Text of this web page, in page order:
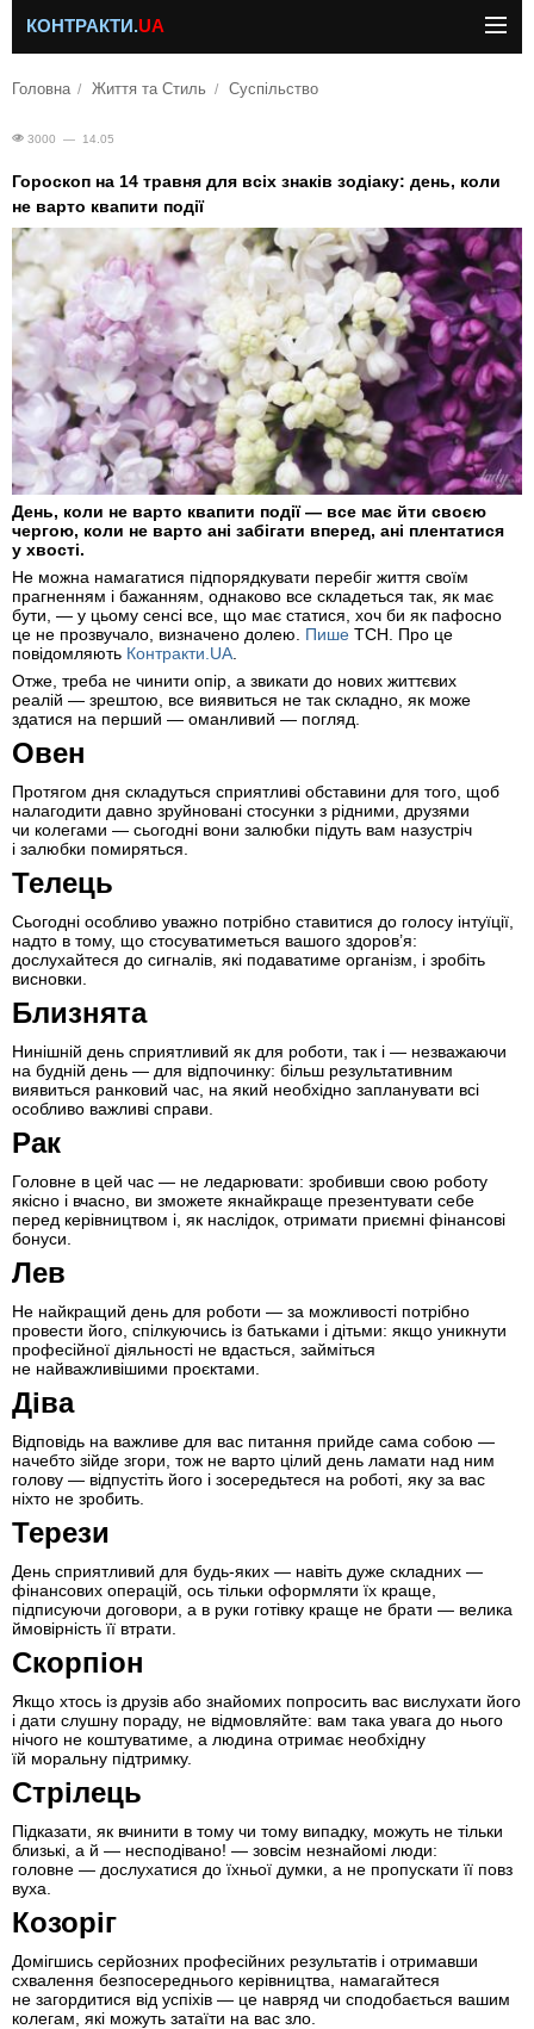
КОНТРАКТИ.UA
Головна Життя та Стиль Суспільство
3000 — 14.05
Гороскоп на 14 травня для всіх знаків зодіаку: день, коли
не варто квапити події
День, коли не варто квапити події — все має йти своєю
чергою, коли не варто ані забігати вперед, ані плентатися
у хвості.
Не можна намагатися підпорядкувати перебіг життя своїм
прагненням і бажанням, однаково все складеться так, як має
бути, — у цьому сенсі все, що має статися, хоч би як пафосно
це не прозвучало, визначено долею. Пише ТСН. Про це
повідомляють Контракти.UA.
Отже, треба не чинити опір, а звикати до нових життєвих
реалій — зрештою, все виявиться не так складно, як може
здатися на перший — оманливий — погляд.
Овен
Протягом дня складуться сприятливі обставини для того, щоб
налагодити давно зруйновані стосунки з рідними, друзями
чи колегами — сьогодні вони залюбки підуть вам назустріч
і залюбки помиряться.
Телець
Сьогодні особливо уважно потрібно ставитися до голосу інтуїції,
надто в тому, що стосуватиметься вашого здоров’я:
дослухайтеся до сигналів, які подаватиме організм, і зробіть
висновки.
Близнята
Нинішній день сприятливий як для роботи, так і — незважаючи
на будній день — для відпочинку: більш результативним
виявиться ранковий час, на який необхідно запланувати всі
особливо важливі справи.
Рак
Головне в цей час — не ледарювати: зробивши свою роботу
якісно і вчасно, ви зможете якнайкраще презентувати себе
перед керівництвом і, як наслідок, отримати приємні фінансові
бонуси.
Лев
Не найкращий день для роботи — за можливості потрібно
провести його, спілкуючись із батьками і дітьми: якщо уникнути
професійної діяльності не вдасться, займіться
не найважливішими проєктами.
Діва
Відповідь на важливе для вас питання прийде сама собою —
начебто зійде згори, тож не варто цілий день ламати над ним
голову — відпустіть його і зосередьтеся на роботі, яку за вас
ніхто не зробить.
Терези
День сприятливий для будь-яких — навіть дуже складних —
фінансових операцій, ось тільки оформляти їх краще,
підписуючи договори, а в руки готівку краще не брати — велика
ймовірність її втрати.
Скорпіон
Якщо хтось із друзів або знайомих попросить вас вислухати його
і дати слушну пораду, не відмовляйте: вам така увага до нього
нічого не коштуватиме, а людина отримає необхідну
їй моральну підтримку.
Стрілець
Підказати, як вчинити в тому чи тому випадку, можуть не тільки
близькі, а й — несподівано! — зовсім незнайомі люди:
головне — дослухатися до їхньої думки, а не пропускати її повз
вуха.
Козоріг
Домігшись серйозних професійних результатів і отримавши
схвалення безпосереднього керівництва, намагайтеся
не загордитися від успіхів — це навряд чи сподобається вашим
колегам, які можуть затаїти на вас зло.